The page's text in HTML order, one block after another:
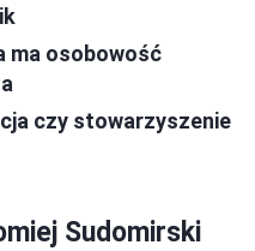
ma osobowość
czy stowarzyszenie
Sudomirski